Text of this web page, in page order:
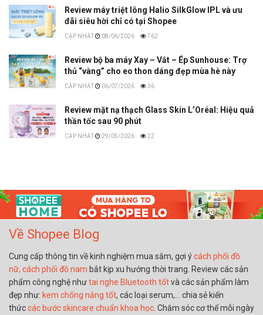
Review máy triệt lông Halio SilkGlow IPL và ưu
đãi siêu hời chỉ có tại Shopee
08/06/2026 762
Review bộ ba máy Xay – Vắt – Ép Sunhouse: Trợ
thủ “vàng” cho eo thon dáng đẹp mùa hè này
06/07/2026 36
Review mặt nạ thạch Glass Skin L’Oréal: Hiệu quả
thần tốc sau 90 phút
29/05/2026 22
Về Shopee Blog
Cung cấp thông tin về kinh nghiệm mua sắm, gợi ýcách phối đồ
nữ, cách phối đồ nam bắt kịp xu hướng thời trang. Review các sản
phẩm công nghệ nhưtai nghe Bluetooth tốtvà các sản phẩm làm
đẹp như: kem chống nắng tốt, các loại serum,… chia sẻ kiến
thứccác bước skincare chuẩn khoa học . Chăm sóc cơ thể mỗi ngày